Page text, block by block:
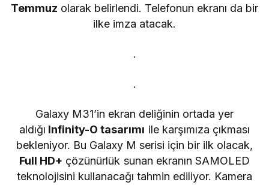
Temmuz olarak belirlendi. Telefonun ekranı da bir
ilke imza atacak.
.
.
Galaxy M31’in ekran deliğinin ortada yer
aldığı Infinity-O tasarımı ile karşımıza çıkması
bekleniyor. Bu Galaxy M serisi için bir ilk olacak,
Full HD+ çözünürlük sunan ekranın SAMOLED
teknolojisini kullanacağı tahmin ediliyor. Kamera